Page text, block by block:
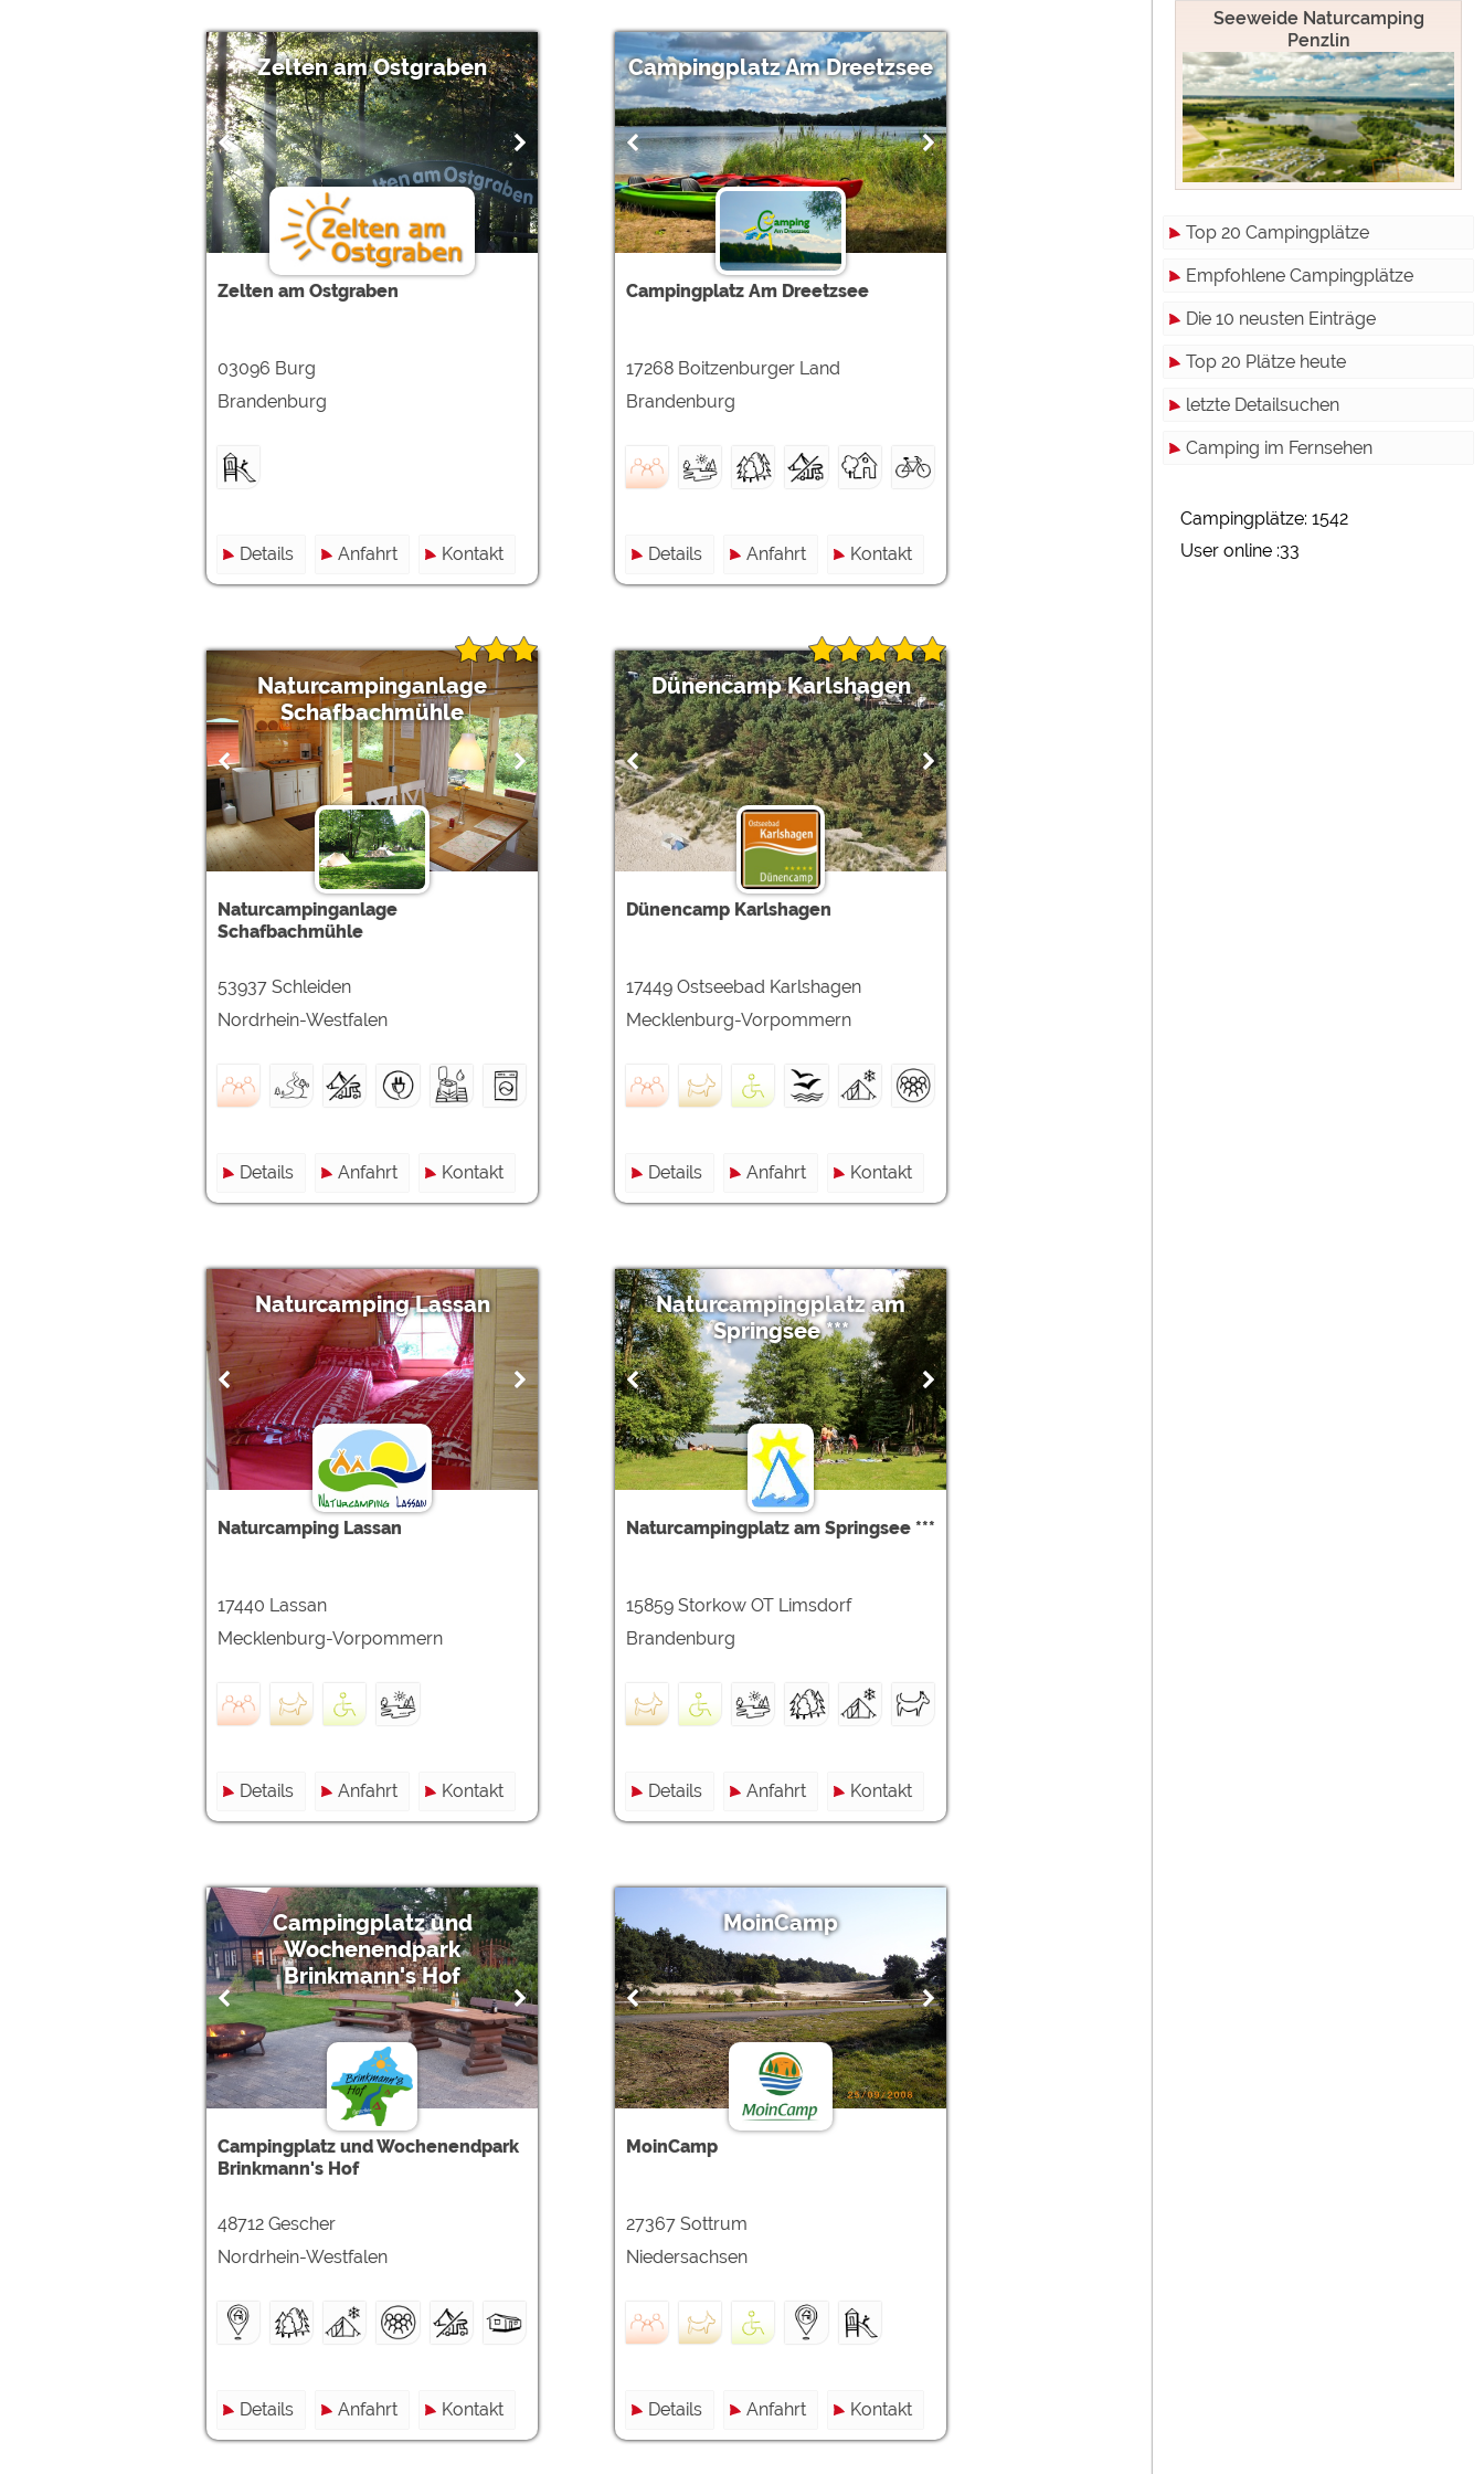
Zelten am Ostgraben
Zelten am Ostgraben
03096 Burg
Brandenburg
Details Anfahrt Kontakt
Campingplatz Am Dreetzsee
Campingplatz Am Dreetzsee
17268 Boitzenburger Land
Brandenburg
Details Anfahrt Kontakt
Naturcampinganlage
Schafbachmühle
Naturcampinganlage
Schafbachmühle
53937 Schleiden
Nordrhein-Westfalen
Details Anfahrt Kontakt
Dünencamp Karlshagen
Dünencamp Karlshagen
17449 Ostseebad Karlshagen
Mecklenburg-Vorpommern
Details Anfahrt Kontakt
Naturcamping Lassan
Naturcamping Lassan
17440 Lassan
Mecklenburg-Vorpommern
Details Anfahrt Kontakt
Naturcampingplatz am
Springsee ***
Naturcampingplatz am Springsee ***
15859 Storkow OT Limsdorf
Brandenburg
Details Anfahrt Kontakt
Campingplatz und
Wochenendpark
Brinkmann's Hof
Campingplatz und Wochenendpark
Brinkmann's Hof
48712 Gescher
Nordrhein-Westfalen
Details Anfahrt Kontakt
MoinCamp
MoinCamp
27367 Sottrum
Niedersachsen
Details Anfahrt Kontakt
Seeweide Naturcamping
Penzlin
Top 20 Campingplätze
Empfohlene Campingplätze
Die 10 neusten Einträge
Top 20 Plätze heute
letzte Detailsuchen
Camping im Fernsehen
Campingplätze: 1542
User online :33